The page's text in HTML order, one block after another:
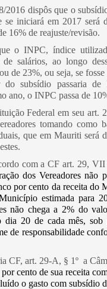
2016 dispôs que o
se iniciará em 2017 será
16% de reajuste/revisão.
o INPC, índice
salários, ao longo
de 23%, ou seja, se
subsídio passaria de
ano, o INPC passa de
Federal em seu art.
tomando como
que em Mauriti será
com a CF art. 29, VII
dos Vereadores não
por cento da receita do
estimada para
não chega a 2% do
dia 20 de cada mês,
de responsabilidade
CF, art. 29-A, § 1º a
por cento de sua receita
o gasto com subsídio